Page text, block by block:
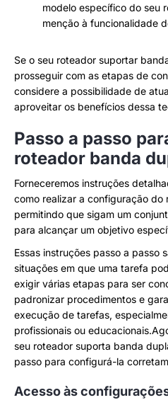
modelo específico do seu
menção à funcionalidade
Se o seu roteador suportar
prosseguir com as etapas de
considere a possibilidade de
aproveitar os benefícios dessa
Passo a passo
roteador banda
Forneceremos instruções
como realizar a configuração
permitindo que sigam um
para alcançar um objetivo
Essas instruções passo a passo
situações em que uma tarefa
exigir várias etapas para ser
padronizar procedimentos e
execução de tarefas,
profissionais ou
seu roteador suporta banda
passo para configurá-la
Acesso às